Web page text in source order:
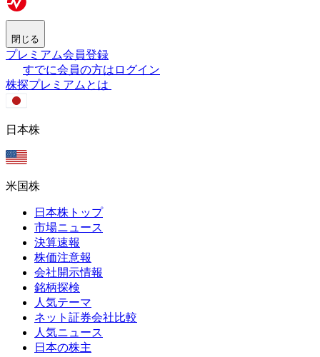
閉じる
プレミアム会員登録
すでに会員の方はログイン
株探プレミアムとは
日本株
米国株
日本株トップ
市場ニュース
決算速報
株価注意報
会社開示情報
銘柄探検
人気テーマ
ネット証券会社比較
人気ニュース
日本の株主